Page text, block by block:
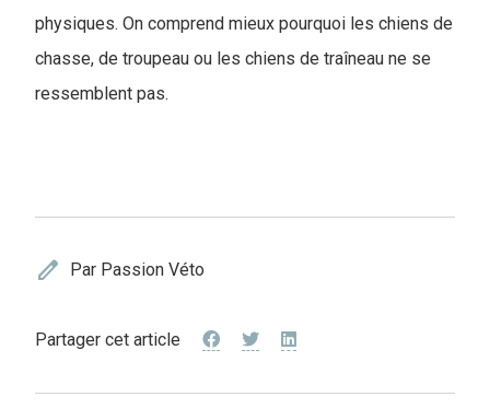
physiques. On comprend mieux pourquoi les chiens de
chasse, de troupeau ou les chiens de traîneau ne se
ressemblent pas.
edit Par Passion Véto
Partager cet article